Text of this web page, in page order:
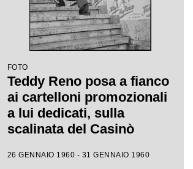
FOTO
Teddy Reno posa a fianco
ai cartelloni promozionali
a lui dedicati, sulla
scalinata del Casinò
X Festival di Sanremo
26 GENNAIO 1960 - 31 GENNAIO 1960